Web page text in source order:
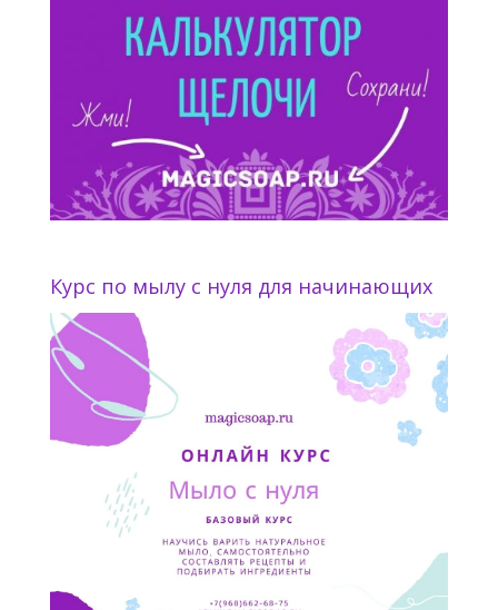
Курс по мылу с нуля для начинающих